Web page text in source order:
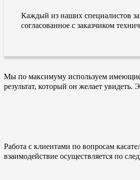
Каждый из наших специалистов
согласованное с заказчиком
Мы по максимуму используем
результат, который он желает
Работа с клиентами по вопросам
взаимодействие осуществляется по